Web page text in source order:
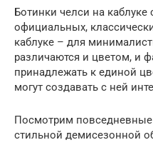
Ботинки челси на каблуке
официальных,
каблуке – для
различаются и цветом, и
принадлежать к единой
могут создавать с ней
Посмотрим
стильной демисезонной